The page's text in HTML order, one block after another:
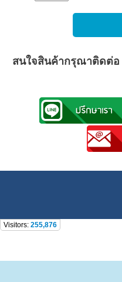
สนใจสินค้ากรุณาติดต่อ
Visitors: 255,876